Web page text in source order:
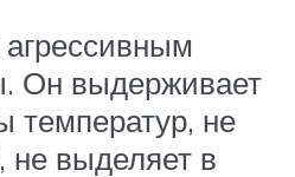
Он выдерживает
температур, не
не выделяет в